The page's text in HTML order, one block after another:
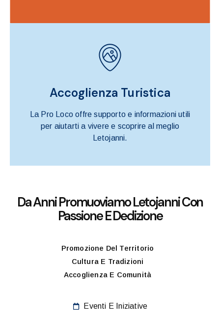
Accoglienza Turistica
La Pro Loco offre supporto e informazioni utili
per aiutarti a vivere e scoprire al meglio
Letojanni.
Da Anni Promuoviamo Letojanni Con
Passione E Dedizione
Promozione Del Territorio
Cultura E Tradizioni
Accoglienza E Comunità
Eventi E Iniziative